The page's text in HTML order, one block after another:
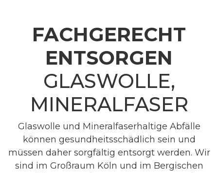
FACHGERECHT
ENTSORGEN
GLASWOLLE,
MINERALFASER
Glaswolle und Mineralfaserhaltige Abfälle
können gesundheitsschädlich sein und
müssen daher sorgfältig entsorgt werden. Wir
sind im Großraum Köln und im Bergischen